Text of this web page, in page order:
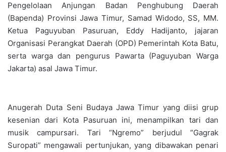
Pengelolaan Anjungan Badan Penghubung Daerah
(Bapenda) Provinsi Jawa Timur, Samad Widodo, SS, MM.
Ketua Paguyuban Pasuruan, Eddy Hadijanto, jajaran
Organisasi Perangkat Daerah (OPD) Pemerintah Kota Batu,
serta warga dan pengurus Pawarta (Paguyuban Warga
Jakarta) asal Jawa Timur.
Anugerah Duta Seni Budaya Jawa Timur yang diisi grup
kesenian dari Kota Pasuruan ini, menampilkan tari dan
musik campursari. Tari “Ngremo” berjudul “Gagrak
Suropati” mengawali pertunjukan, yang dibawakan penari